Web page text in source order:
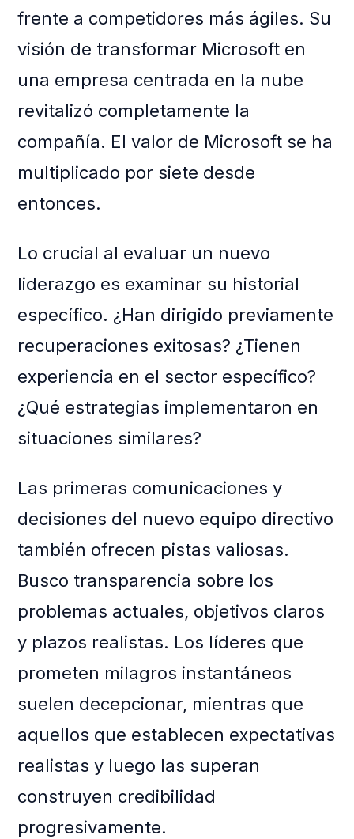
frente a competidores más ágiles. Su
visión de transformar Microsoft en
una empresa centrada en la nube
revitalizó completamente la
compañía. El valor de Microsoft se ha
multiplicado por siete desde
entonces.
Lo crucial al evaluar un nuevo
liderazgo es examinar su historial
específico. ¿Han dirigido previamente
recuperaciones exitosas? ¿Tienen
experiencia en el sector específico?
¿Qué estrategias implementaron en
situaciones similares?
Las primeras comunicaciones y
decisiones del nuevo equipo directivo
también ofrecen pistas valiosas.
Busco transparencia sobre los
problemas actuales, objetivos claros
y plazos realistas. Los líderes que
prometen milagros instantáneos
suelen decepcionar, mientras que
aquellos que establecen expectativas
realistas y luego las superan
construyen credibilidad
progresivamente.